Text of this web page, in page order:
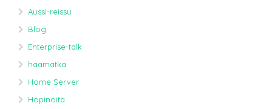
Aussi-reissu
Blog
Enterprise-talk
haamatka
Home Server
Höpinöitä